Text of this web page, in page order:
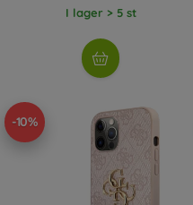
I lager > 5 st
-10%